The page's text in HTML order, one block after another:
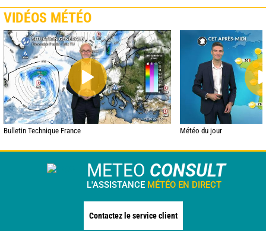
VIDÉOS MÉTÉO
Bulletin Technique France Météo du jour
METEO CONSULT
L'ASSISTANCE MÉTÉO EN DIRECT
Contactez le service client